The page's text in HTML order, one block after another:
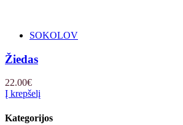
SOKOLOV
Žiedas
22.00€
Į krepšelį
Kategorijos